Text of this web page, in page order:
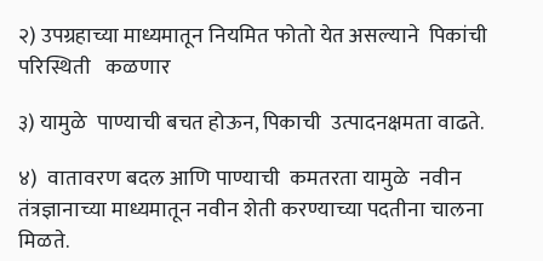
२) उपग्रहाच्या माध्यमातून नियमित फोतो येत असल्याने पिकांची
परिस्थिती कळणार
३) यामुळे पाण्याची बचत होऊन,पिकाची उत्पादनक्षमता वाढते.
४) वातावरण बदल आणि पाण्याची कमतरता यामुळे नवीन
तंत्रज्ञानाच्या माध्यमातून नवीन शेती करण्याच्या पदतीना चालना
मिळते.